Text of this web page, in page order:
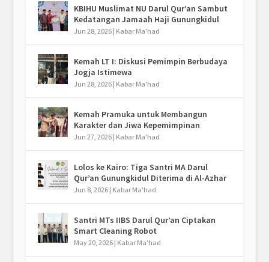
KBIHU Muslimat NU Darul Qur’an Sambut
Kedatangan Jamaah Haji Gunungkidul
Jun 28, 2026| Kabar Ma'had
Kemah LT I: Diskusi Pemimpin Berbudaya
Jogja Istimewa
Jun 28, 2026| Kabar Ma'had
Kemah Pramuka untuk Membangun
Karakter dan Jiwa Kepemimpinan
Jun 27, 2026| Kabar Ma'had
Lolos ke Kairo: Tiga Santri MA Darul
Qur’an Gunungkidul Diterima di Al-Azhar
Jun 8, 2026| Kabar Ma'had
Santri MTs IIBS Darul Qur’an Ciptakan
Smart Cleaning Robot
May 20, 2026| Kabar Ma'had